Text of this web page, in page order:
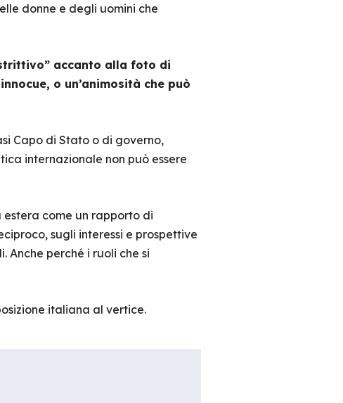
donne e degli uomini che
accanto alla foto di
o un’animosità che può
Capo di Stato o di governo,
internazionale non può essere
come un rapporto di
sugli interessi e prospettive
Anche perché i ruoli che si
italiana al vertice.